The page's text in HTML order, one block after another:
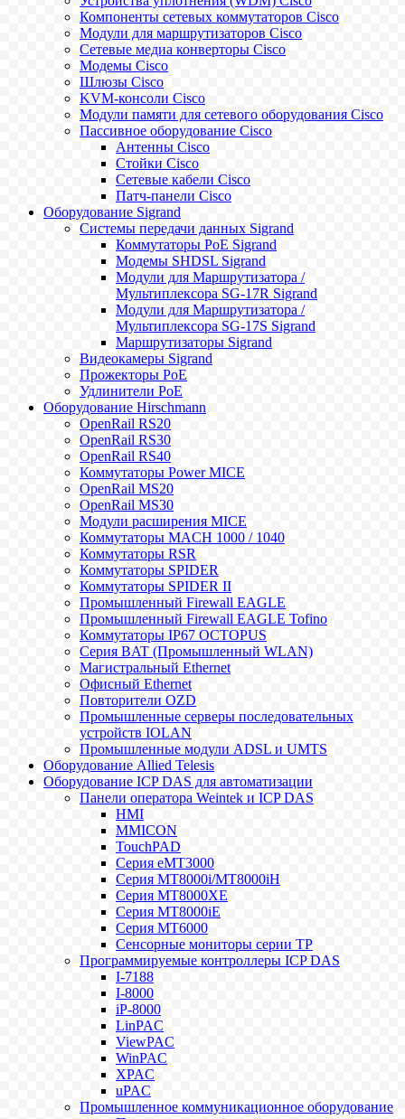
Компоненты сетевых коммутаторов Cisco
Модули для маршрутизаторов Cisco
Сетевые медиа конверторы Cisco
Модемы Cisco
Шлюзы Cisco
KVM-консоли Cisco
Модули памяти для сетевого оборудования Cisco
Пассивное оборудование Cisco
Антенны Cisco
Стойки Cisco
Сетевые кабели Cisco
Патч-панели Cisco
Оборудование Sigrand
Системы передачи данных Sigrand
Коммутаторы PoE Sigrand
Модемы SHDSL Sigrand
Модули для Маршрутизатора /
Мультиплексора SG-17R Sigrand
Модули для Маршрутизатора /
Мультиплексора SG-17S Sigrand
Маршрутизаторы Sigrand
Видеокамеры Sigrand
Прожекторы PoE
Удлинители PoE
Оборудование Hirschmann
OpenRail RS20
OpenRail RS30
OpenRail RS40
Коммутаторы Power MICE
OpenRail MS20
OpenRail MS30
Модули расширения MICE
Коммутаторы MACH 1000 / 1040
Коммутаторы RSR
Коммутаторы SPIDER
Коммутаторы SPIDER II
Промышленный Firewall EAGLE
Промышленный Firewall EAGLE Tofino
Коммутаторы IP67 OCTOPUS
Серия BAT (Промышленный WLAN)
Магистральный Ethernet
Офисный Ethernet
Повторители OZD
Промышленные серверы последовательных
устройств IOLAN
Промышленные модули ADSL и UMTS
Оборудование Allied Telesis
Оборудование ICP DAS для автоматизации
Панели оператора Weintek и ICP DAS
HMI
MMICON
TouchPAD
Серия eMT3000
Серия MT8000i/MT8000iH
Серия MT8000XE
Серия MT8000iE
Серия MT6000
Сенсорные мониторы серии TP
Программируемые контроллеры ICP DAS
I-7188
I-8000
iP-8000
LinPAC
ViewPAC
WinPAC
XPAC
uPAC
Промышленное коммуникационное оборудование